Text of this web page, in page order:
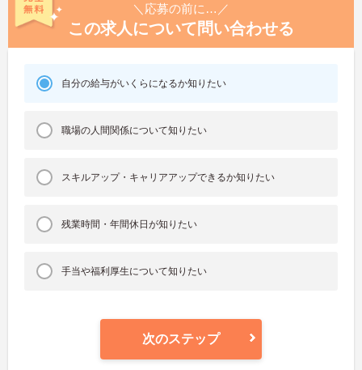
＼応募の前に…／
この求人について問い合わせる
自分の給与がいくらになるか知りたい
職場の人間関係について知りたい
スキルアップ・キャリアアップできるか知りたい
残業時間・年間休日が知りたい
手当や福利厚生について知りたい
次のステップ